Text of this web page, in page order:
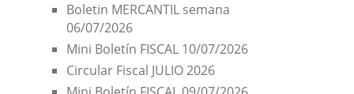
Boletin MERCANTIL semana
06/07/2026
Mini Boletín FISCAL 10/07/2026
Circular Fiscal JULIO 2026